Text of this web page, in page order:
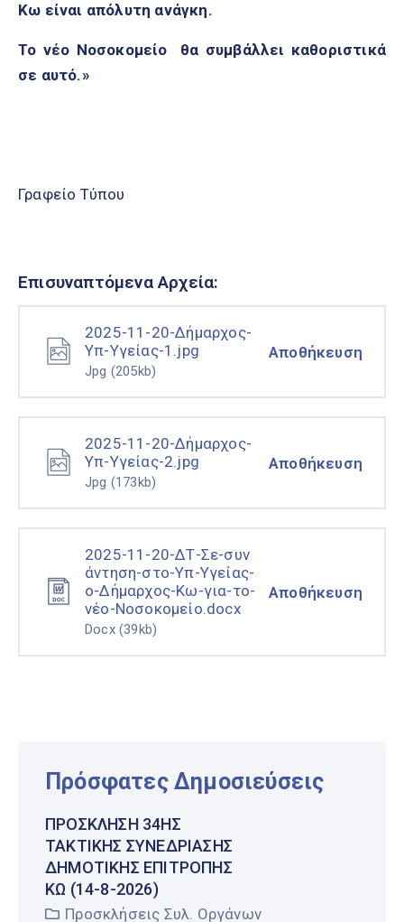
Κω είναι απόλυτη ανάγκη.
Το νέο Νοσοκομείο θα συμβάλλει καθοριστικά
σε αυτό.»
Γραφείο Τύπου
Επισυναπτόμενα Αρχεία:
2025-11-20-Δήμαρχος-
Υπ-Υγείας-1.jpg
Jpg (205kb)
Αποθήκευση
2025-11-20-Δήμαρχος-
Υπ-Υγείας-2.jpg
Jpg (173kb)
Αποθήκευση
2025-11-20-ΔΤ-Σε-συν
άντηση-στο-Υπ-Υγείας-
ο-Δήμαρχος-Κω-για-το-
νέο-Νοσοκομείο.docx
Docx (39kb)
Αποθήκευση
Πρόσφατες Δημοσιεύσεις
ΠΡΌΣΚΛΗΣΗ 34ΗΣ
ΤΑΚΤΙΚΉΣ ΣΥΝΕΔΡΊΑΣΗΣ
ΔΗΜΟΤΙΚΉΣ ΕΠΙΤΡΟΠΉΣ
ΚΩ (14-8-2026)
Προσκλήσεις Συλ. Οργάνων